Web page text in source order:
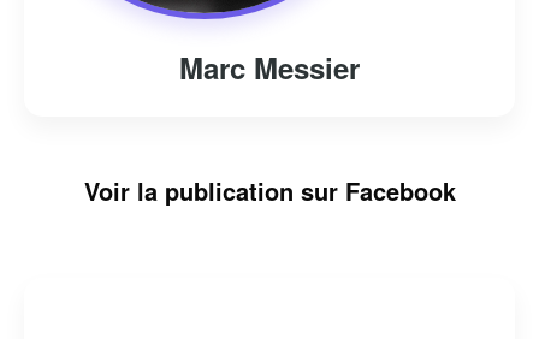
Marc Messier
Voir la publication sur Facebook